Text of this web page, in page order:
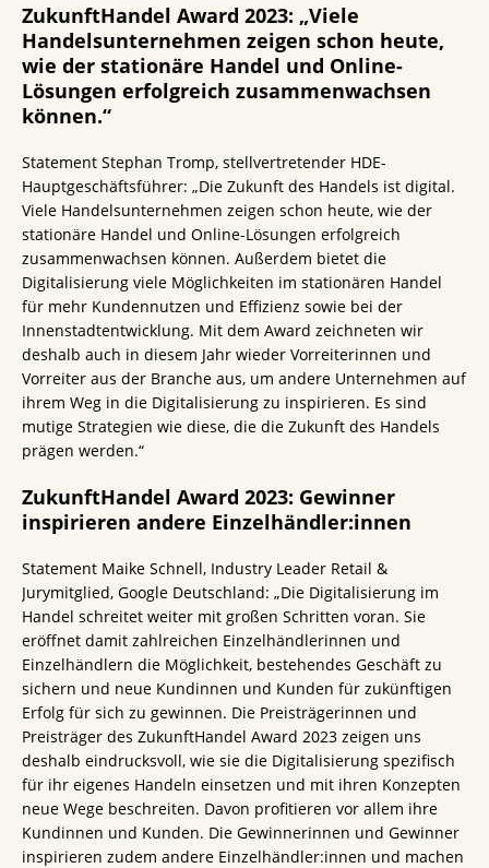
ZukunftHandel Award 2023: „Viele
Handelsunternehmen zeigen schon heute,
wie der stationäre Handel und Online-
Lösungen erfolgreich zusammenwachsen
können.“
Statement Stephan Tromp, stellvertretender HDE-
Hauptgeschäftsführer: „Die Zukunft des Handels ist digital.
Viele Handelsunternehmen zeigen schon heute, wie der
stationäre Handel und Online-Lösungen erfolgreich
zusammenwachsen können. Außerdem bietet die
Digitalisierung viele Möglichkeiten im stationären Handel
für mehr Kundennutzen und Effizienz sowie bei der
Innenstadtentwicklung. Mit dem Award zeichneten wir
deshalb auch in diesem Jahr wieder Vorreiterinnen und
Vorreiter aus der Branche aus, um andere Unternehmen auf
ihrem Weg in die Digitalisierung zu inspirieren. Es sind
mutige Strategien wie diese, die die Zukunft des Handels
prägen werden.“
ZukunftHandel Award 2023: Gewinner
inspirieren andere Einzelhändler:innen
Statement Maike Schnell, Industry Leader Retail &
Jurymitglied, Google Deutschland: „Die Digitalisierung im
Handel schreitet weiter mit großen Schritten voran. Sie
eröffnet damit zahlreichen Einzelhändlerinnen und
Einzelhändlern die Möglichkeit, bestehendes Geschäft zu
sichern und neue Kundinnen und Kunden für zukünftigen
Erfolg für sich zu gewinnen. Die Preisträgerinnen und
Preisträger des ZukunftHandel Award 2023 zeigen uns
deshalb eindrucksvoll, wie sie die Digitalisierung spezifisch
für ihr eigenes Handeln einsetzen und mit ihren Konzepten
neue Wege beschreiten. Davon profitieren vor allem ihre
Kundinnen und Kunden. Die Gewinnerinnen und Gewinner
inspirieren zudem andere Einzelhändler:innen und machen